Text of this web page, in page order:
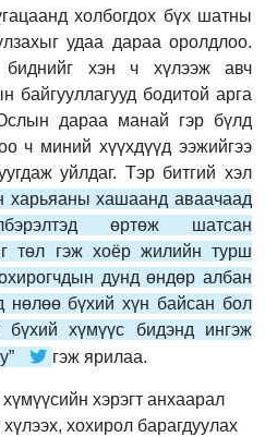
холбогдох бүх шатны
удаа дараа оролдлоо.
биднийг хэн ч хүлээж авч
байгууллагууд бодитой арга
дараа манай гэр бүлд
ч миний хүүхдүүд ээжийгээ
уйлдаг. Тэр битгий хэл
харьяаны хашаанд аваачаад
өртөж шатсан
төл гэж хоёр жилийн турш
дунд өндөр албан
нөлөө бүхий хүн байсан бол
бүхий хүмүүс бидэнд ингэж
гэж ярилаа.
хэрэгт анхаарал
хохирол барагдуулах